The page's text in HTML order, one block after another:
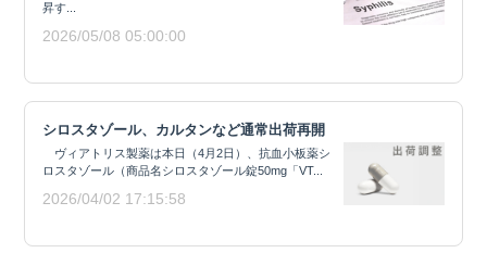
昇す...
2026/05/08 05:00:00
シロスタゾール、カルタンなど通常出荷再開
ヴィアトリス製薬は本日（4月2日）、抗血小板薬シ
ロスタゾール（商品名シロスタゾール錠50mg「VT...
2026/04/02 17:15:58